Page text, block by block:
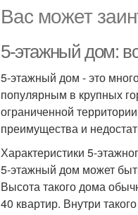
Вас может
5-этажный дом:
5-этажный дом - это
популярным в крупных
ограниченной
преимущества и
Характеристики 5-
5-этажный дом может
Высота такого дома
40 квартир. Внутри